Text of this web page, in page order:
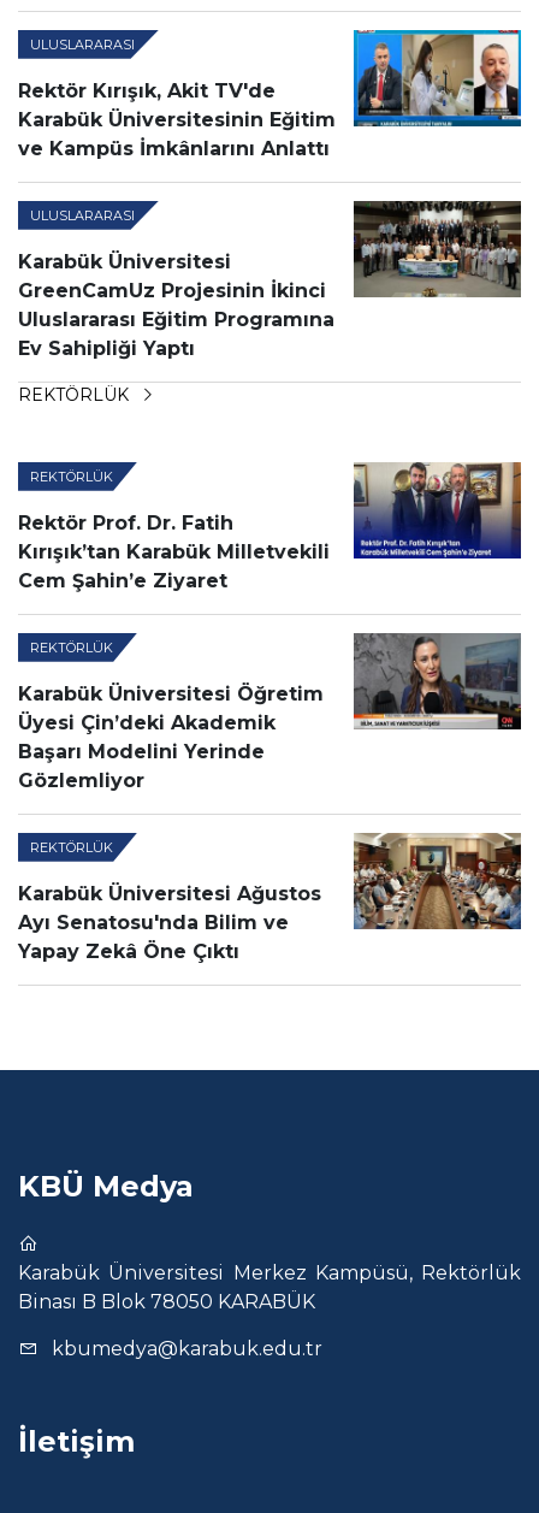
ULUSLARARASI
Rektör Kırışık, Akit TV'de
Karabük Üniversitesinin Eğitim
ve Kampüs İmkânlarını Anlattı
ULUSLARARASI
Karabük Üniversitesi
GreenCamUz Projesinin İkinci
Uluslararası Eğitim Programına
Ev Sahipliği Yaptı
REKTÖRLÜK
REKTÖRLÜK
Rektör Prof. Dr. Fatih
Kırışık’tan Karabük Milletvekili
Cem Şahin’e Ziyaret
REKTÖRLÜK
Karabük Üniversitesi Öğretim
Üyesi Çin’deki Akademik
Başarı Modelini Yerinde
Gözlemliyor
REKTÖRLÜK
Karabük Üniversitesi Ağustos
Ayı Senatosu'nda Bilim ve
Yapay Zekâ Öne Çıktı
KBÜ Medya
Karabük Üniversitesi Merkez Kampüsü, Rektörlük
Binası B Blok 78050 KARABÜK
kbumedya@karabuk.edu.tr
İletişim